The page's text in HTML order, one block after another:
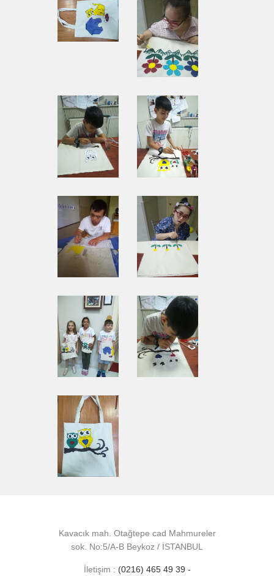
Kavacık mah. Otağtepe cad Mahmureler
sok. No:5/A-B Beykoz / İSTANBUL
İletişim : (0216) 465 49 39 -